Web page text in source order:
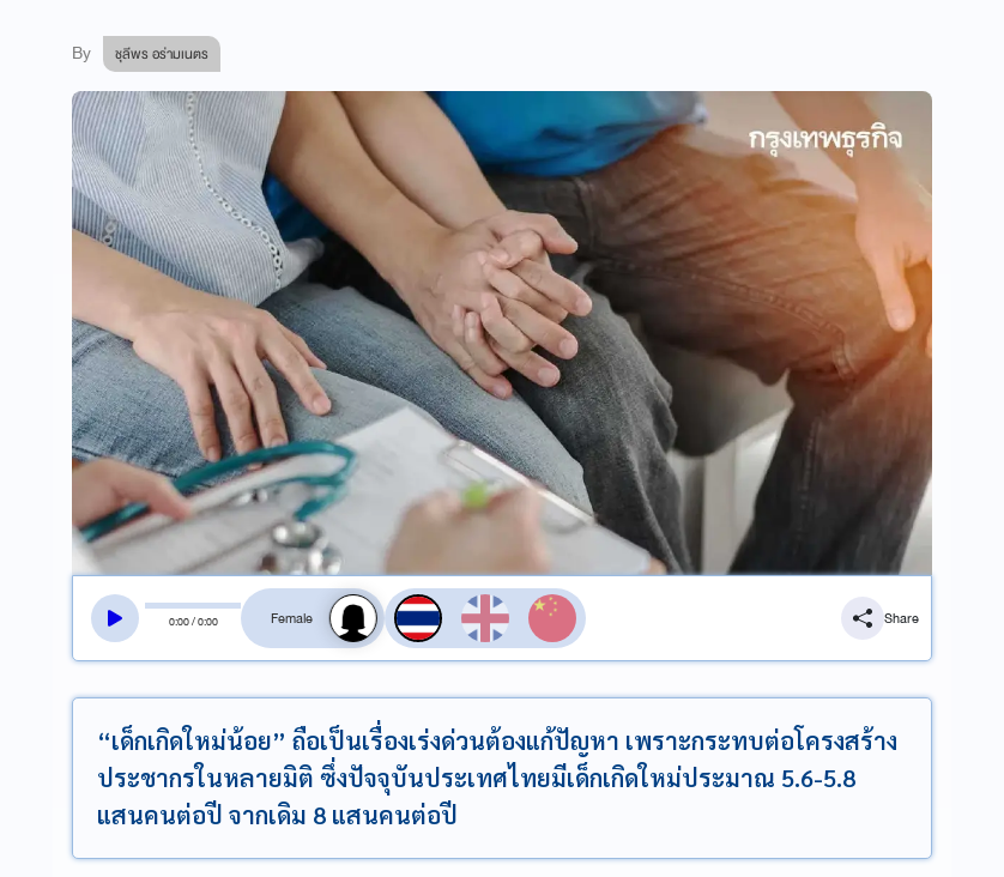
By ชุลีพร อร่ามเนตร
0:00/0:00
สลับเสียงอ่าน
Share
“เด็กเกิดใหม่น้อย” ถือเป็นเรื่องเร่งด่วนต้องแก้ปัญหา เพราะกระทบต่อโครงสร้าง
ประชากรในหลายมิติ ซึ่งปัจจุบันประเทศไทยมีเด็กเกิดใหม่ประมาณ 5.6-5.8
แสนคนต่อปี จากเดิม 8 แสนคนต่อปี